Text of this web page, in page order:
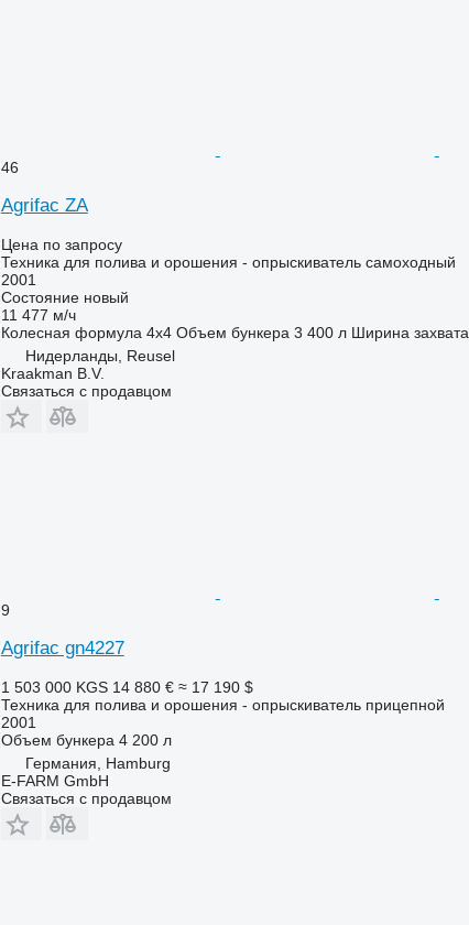
46
Agrifac ZA
Цена по запросу
Техника для полива и орошения - опрыскиватель самоходный
2001
Состояниеновый
11 477 м/ч
Колесная формула 4x4 Объем бункера 3 400 л Ширина захвата
Нидерланды, Reusel
Kraakman B.V.
Связаться с продавцом
9
Agrifac gn4227
1 503 000 KGS 14 880 € ≈ 17 190 $
Техника для полива и орошения - опрыскиватель прицепной
2001
Объем бункера 4 200 л
Германия, Hamburg
E-FARM GmbH
Связаться с продавцом